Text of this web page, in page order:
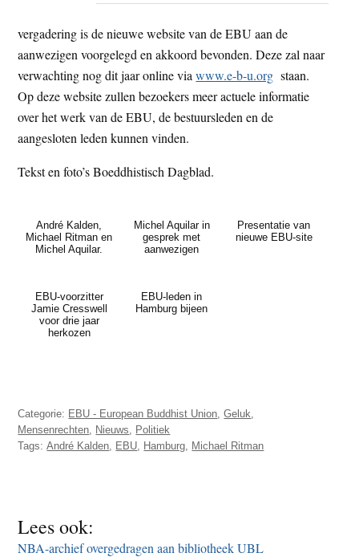
vergadering is de nieuwe website van de EBU aan de
aanwezigen voorgelegd en akkoord bevonden. Deze zal naar
verwachting nog dit jaar online viawww.e-b-u.org staan.
Op deze website zullen bezoekers meer actuele informatie
over het werk van de EBU, de bestuursleden en de
aangesloten leden kunnen vinden.
Tekst en foto’s Boeddhistisch Dagblad.
André Kalden,
Michael Ritman en
Michel Aquilar.
Michel Aquilar in
gesprek met
aanwezigen
Presentatie van
nieuwe EBU-site
EBU-voorzitter
Jamie Cresswell
voor drie jaar
herkozen
EBU-leden in
Hamburg bijeen
Categorie: EBU - European Buddhist Union ,Geluk
Mensenrechten
Nieuws
Politiek
Tags:André Kalden EBU Hamburg Michael Ritman
Lees ook:
NBA-archief overgedragen aan bibliotheek UBL